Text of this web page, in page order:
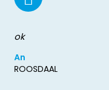
ok
An
ROOSDAAL